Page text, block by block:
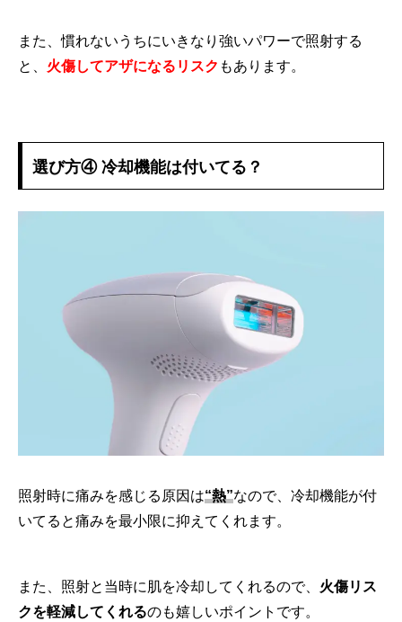
また、慣れないうちにいきなり強いパワーで照射する
と、 火傷してアザになるリスク もあります。
選び方④ 冷却機能は付いてる？
照射時に痛みを感じる原因は“熱”なので、冷却機能が付
いてると痛みを最小限に抑えてくれます。
また、照射と当時に肌を冷却してくれるので、 火傷リス
クを軽減してくれるのも嬉しいポイントです。